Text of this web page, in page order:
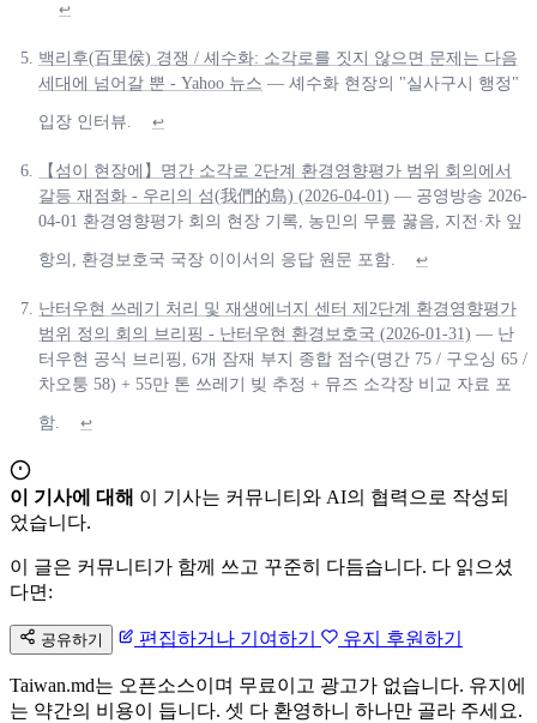
↩
백리후(百里侯) 경쟁 / 셰수화: 소각로를 짓지 않으면 문제는 다음
세대에 넘어갈 뿐 - Yahoo 뉴스 — 셰수화 현장의 "실사구시 행정"
입장 인터뷰. ↩
【섬이 현장에】명간 소각로 2단계 환경영향평가 범위 회의에서
갈등 재점화 - 우리의 섬(我們的島) (2026-04-01) — 공영방송 2026-
04-01 환경영향평가 회의 현장 기록, 농민의 무릎 꿇음, 지전·차 잎
항의, 환경보호국 국장 이이서의 응답 원문 포함. ↩
난터우현 쓰레기 처리 및 재생에너지 센터 제2단계 환경영향평가
범위 정의 회의 브리핑 - 난터우현 환경보호국 (2026-01-31) — 난
터우현 공식 브리핑, 6개 잠재 부지 종합 점수(명간 75 / 구오싱 65 /
차오퉁 58) + 55만 톤 쓰레기 빚 추정 + 뮤즈 소각장 비교 자료 포
함. ↩
이 기사에 대해 이 기사는 커뮤니티와 AI의 협력으로 작성되
었습니다.
이 글은 커뮤니티가 함께 쓰고 꾸준히 다듬습니다. 다 읽으셨
다면:
공유하기 편집하거나 기여하기 유지 후원하기
Taiwan.md는 오픈소스이며 무료이고 광고가 없습니다. 유지에
는 약간의 비용이 듭니다. 셋 다 환영하니 하나만 골라 주세요.